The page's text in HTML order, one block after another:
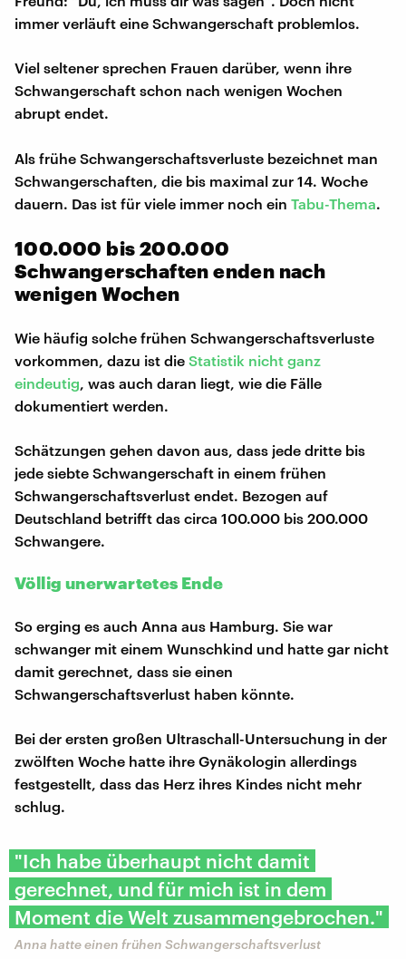
immer verläuft eine Schwangerschaft problemlos.
Viel seltener sprechen Frauen darüber, wenn ihre
Schwangerschaft schon nach wenigen Wochen
abrupt endet.
Als frühe Schwangerschaftsverluste bezeichnet man
Schwangerschaften, die bis maximal zur 14. Woche
dauern. Das ist für viele immer noch ein Tabu-Thema.
100.000 bis 200.000
Schwangerschaften enden nach
wenigen Wochen
Wie häufig solche frühen Schwangerschaftsverluste
vorkommen, dazu ist die Statistik nicht ganz
eindeutig , was auch daran liegt, wie die Fälle
dokumentiert werden.
Schätzungen gehen davon aus, dass jede dritte bis
jede siebte Schwangerschaft in einem frühen
Schwangerschaftsverlust endet. Bezogen auf
Deutschland betrifft das circa 100.000 bis 200.000
Schwangere.
Völlig unerwartetes Ende
So erging es auch Anna aus Hamburg. Sie war
schwanger mit einem Wunschkind und hatte gar nicht
damit gerechnet, dass sie einen
Schwangerschaftsverlust haben könnte.
Bei der ersten großen Ultraschall-Untersuchung in der
zwölften Woche hatte ihre Gynäkologin allerdings
festgestellt, dass das Herz ihres Kindes nicht mehr
schlug.
"Ich habe überhaupt nicht damit
gerechnet, und für mich ist in dem
Moment die Welt zusammengebrochen."
Anna hatte einen frühen Schwangerschaftsverlust